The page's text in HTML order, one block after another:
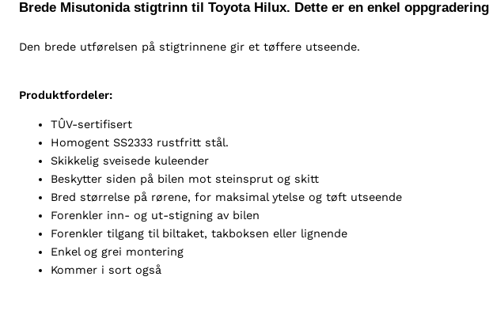
Brede Misutonida stigtrinn til Toyota Hilux. Dette er en enkel
Den brede utførelsen på stigtrinnene gir et tøffere utseende.
Produktfordeler:
TÛV-sertifisert
Homogent SS2333 rustfritt stål.
Skikkelig sveisede kuleender
Beskytter siden på bilen mot steinsprut og skitt
Bred størrelse på rørene, for maksimal ytelse og tøft utseende
Forenkler inn- og ut-stigning av bilen
Forenkler tilgang til biltaket, takboksen eller lignende
Enkel og grei montering
Kommer i sort også